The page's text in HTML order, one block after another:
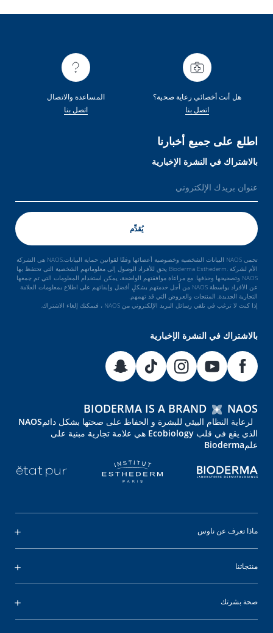
هل أنت أخصائي رعاية صحية؟
اتصل بنا
المساعدة والاتصال
اتصل بنا
اطلع على جميع أخبارنا
بالاشتراك في النشرة الإخبارية
تحمي NAOS البيانات الشخصية وخصوصية أعضائها وفقًا لقوانين حماية البيانات.NAOS هي الشركة
الأم لشركة .Bioderma Esthederm يحق للأفراد الوصول إلى معلوماتهم الشخصية التي تحتفظ بها
NAOS وتصحيحها وحذفها. مع مراعاة موافقتهم الواضحة، يمكن استخدام المعلومات التي تم جمعها
عن الأفراد بواسطة NAOS من أجل خدمتهم بشكلٍ أفضل وإبقائهم على اطلاع بمعلومات العلامة
التجارية الجديدة, المنتجات والعروض التي قد تهمهم.
إذا كنت لا ترغب في تلقي رسائل البريد الإلكتروني من NAOS ، فيمكنك إلغاء الاشتراك.
بالاشتراك في النشرة الإخبارية
BIODERMA IS A BRAND NAOS
لرعاية النظام البيئي للبشرة و الحفاظ على صحتها بشكل دائمNAOS
الذي يقع في قلب Ecobiology هي علامة تجارية مبنية على
علمBioderma
ماذا تعرف عن ناوس
منتجاتنا
صحة بشرتك